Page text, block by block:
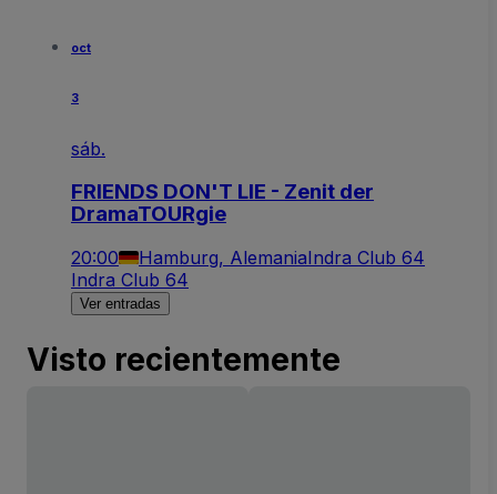
oct
3
sáb.
FRIENDS DON'T LIE - Zenit der
DramaTOURgie
20:00 Hamburg, AlemaniaIndra Club 64
Indra Club 64
Ver entradas
Visto recientemente